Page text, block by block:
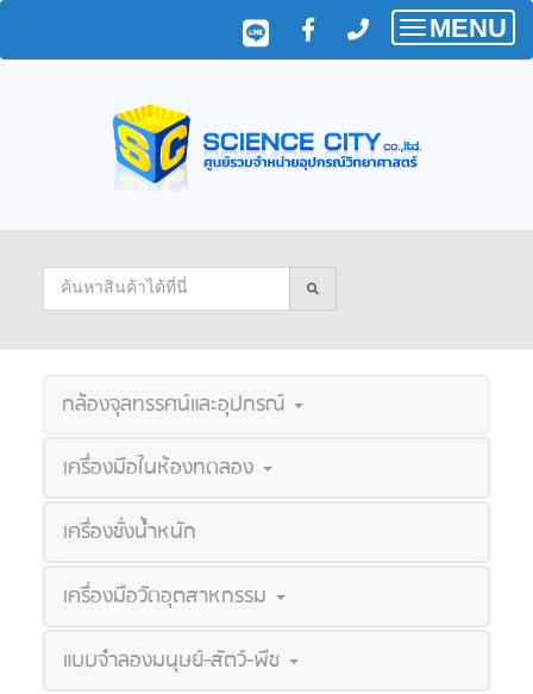
Toggle
MENU
กล้องจุลทรรศน์และอุปกรณ์
เครื่องมือในห้องทดลอง
เครื่องชั่งน้ำหนัก
เครื่องมือวัดอุตสาหกรรม
แบบจำลองมนุษย์-สัตว์-พืช